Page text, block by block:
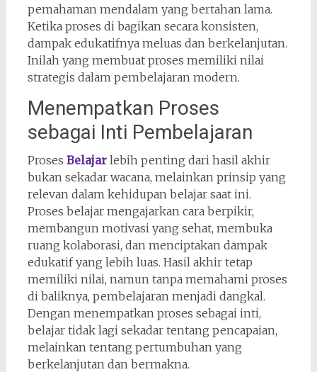
pemahaman mendalam yang bertahan lama.
Ketika proses di bagikan secara konsisten,
dampak edukatifnya meluas dan berkelanjutan.
Inilah yang membuat proses memiliki nilai
strategis dalam pembelajaran modern.
Menempatkan Proses
sebagai Inti Pembelajaran
Proses Belajarlebih penting dari hasil akhir
bukan sekadar wacana, melainkan prinsip yang
relevan dalam kehidupan belajar saat ini.
Proses belajar mengajarkan cara berpikir,
membangun motivasi yang sehat, membuka
ruang kolaborasi, dan menciptakan dampak
edukatif yang lebih luas. Hasil akhir tetap
memiliki nilai, namun tanpa memahami proses
di baliknya, pembelajaran menjadi dangkal.
Dengan menempatkan proses sebagai inti,
belajar tidak lagi sekadar tentang pencapaian,
melainkan tentang pertumbuhan yang
berkelanjutan dan bermakna.